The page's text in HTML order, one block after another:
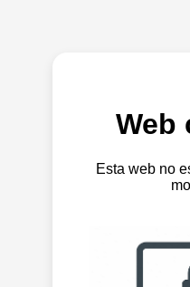
Web
Esta web no